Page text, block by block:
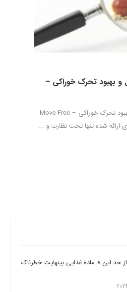
بهبود تحرک خوراکی –
داروی سلامتی مفصل و بهبود تحرک خوراکی – Move Free
مصرف بیش از حد این 8 ماده غذایی بینهایت خطرناک